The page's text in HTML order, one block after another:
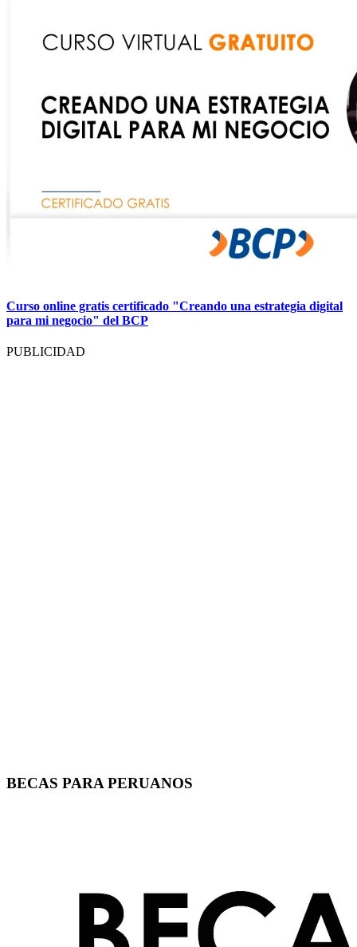
Curso online gratis certificado "Creando una estrategia digital
para mi negocio" del BCP
PUBLICIDAD
BECAS PARA PERUANOS